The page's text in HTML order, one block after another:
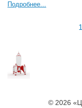
Подробнее...
1
© 2026